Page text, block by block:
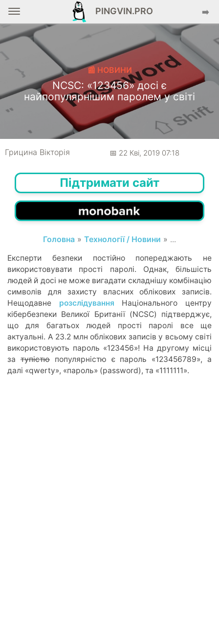
PINGVIN.PRO ➡️
📰 НОВИНИ
NCSC: «123456» досі є
найпопулярнішим паролем у світі
Грицина Вікторія 📅 22 Кві, 2019 07:18
Підтримати сайт
Головна » Технології / Новини » ...
Експерти безпеки постійно попереджають не
використовувати прості паролі. Однак, більшість
людей й досі не може вигадати складнішу комбінацію
символів для захисту власних облікових записів.
Нещодавне розслідування Національного центру
кібербезпеки Великої Британії (NCSC) підтверджує,
що для багатьох людей прості паролі все ще
актуальні. А 23.2 млн облікових записів у всьому світі
використовують пароль «123456»! На другому місці
затупістюпопулярністю є пароль «123456789», а
далі «qwerty», «пароль» (password), та «1111111».